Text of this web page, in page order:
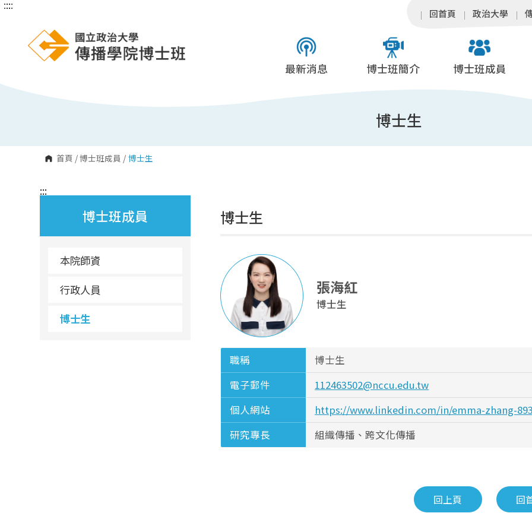
跳
:::
回首頁 政治大學
最新消息 博士班簡介 博士班成員
博士生
首頁 /博士班成員 / 博士生
:::
博士班成員
本院師資
行政人員
博士生
:::
博士生
張海紅
博士生
職稱
博士生
電子郵件
112463502@nccu.edu.tw
個人網站
https://www.linkedin.com/in/emma-zhang-
研究專長
組織傳播、跨文化傳播
回上頁 回